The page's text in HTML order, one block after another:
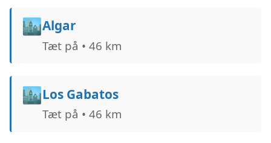
🏙️Algar
Tæt på • 46 km
🏙️Los Gabatos
Tæt på • 46 km